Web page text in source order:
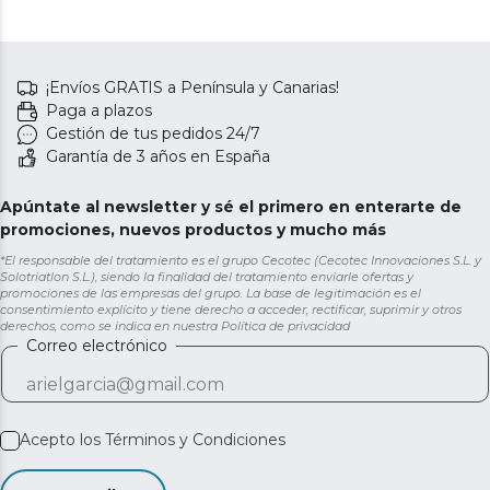
¡Envíos GRATIS a Península y Canarias!
Paga a plazos
Gestión de tus pedidos 24/7
Garantía de 3 años en España
Apúntate al newsletter y sé el primero en enterarte de
promociones, nuevos productos y mucho más
*El responsable del tratamiento es el grupo Cecotec (Cecotec Innovaciones S.L. y
Solotriatlon S.L.), siendo la finalidad del tratamiento enviarle ofertas y
promociones de las empresas del grupo. La base de legitimación es el
consentimiento explícito y tiene derecho a acceder, rectificar, suprimir y otros
derechos, como se indica en nuestra Política de privacidad
Correo electrónico
Acepto los Términos y Condiciones